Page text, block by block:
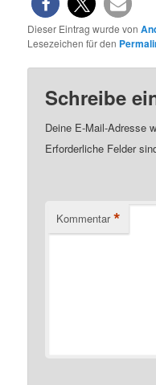
Dieser Eintrag wurde von
Lesezeichen für den
Schreibe
Deine E-Mail-Adresse
Erforderliche Felder
Kommentar *